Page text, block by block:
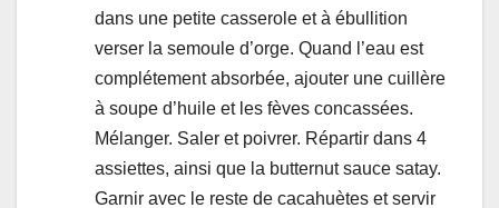
dans une petite casserole et à ébullition
verser la semoule d’orge. Quand l’eau est
complétement absorbée, ajouter une cuillère
à soupe d’huile et les fèves concassées.
Mélanger. Saler et poivrer. Répartir dans 4
assiettes, ainsi que la butternut sauce satay.
Garnir avec le reste de cacahuètes et servir